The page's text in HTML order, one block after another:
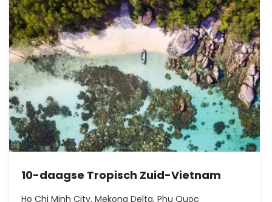
10-daagse Tropisch Zuid-Vietnam
Ho Chi Minh City, Mekong Delta, Phu Quoc